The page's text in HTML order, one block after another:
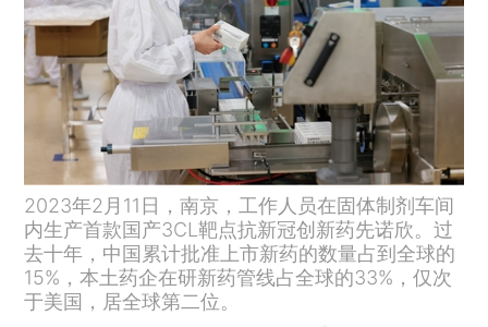
2023年2月11日，南京，工作人员在固体制剂车间
内生产首款国产3CL靶点抗新冠创新药先诺欣。过
去十年，中国累计批准上市新药的数量占到全球的
15%，本土药企在研新药管线占全球的33%，仅次
于美国，居全球第二位。